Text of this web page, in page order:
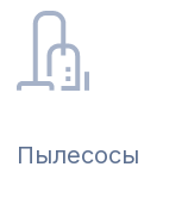
Пылесосы